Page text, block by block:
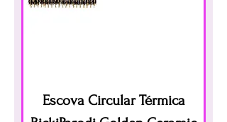
Escova Circular Térmica